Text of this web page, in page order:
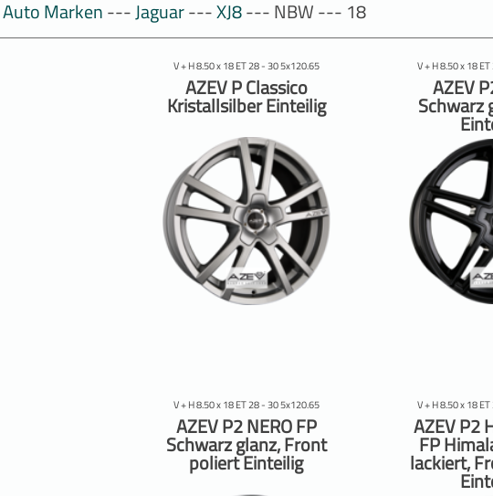
Auto Marken---Jaguar---XJ8--- NBW --- 18
V + H 8.50 x 18 ET 28 - 30 5x120.65 V + H 8.50 x 18
AZEV P Classico
Kristallsilber Einteilig
AZEV
Schwarz
V + H 8.50 x 18 ET 28 - 30 5x120.65 V + H 8.50 x 18
AZEV P2 NERO FP
Schwarz glanz, Front
poliert Einteilig
AZEV P2
FP
lackiert,